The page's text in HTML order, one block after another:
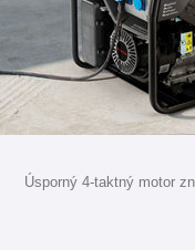
Úsporný 4-taktný motor